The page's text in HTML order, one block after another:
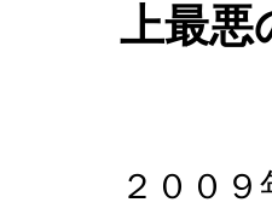
上最悪
２００